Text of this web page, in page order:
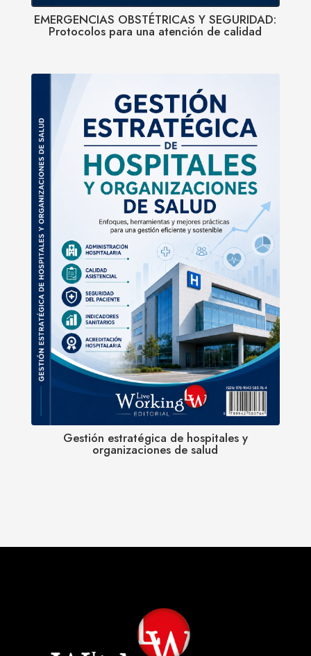
EMERGENCIAS OBSTÉTRICAS Y SEGURIDAD:
Protocolos para una atención de calidad
Gestión estratégica de hospitales y
organizaciones de salud